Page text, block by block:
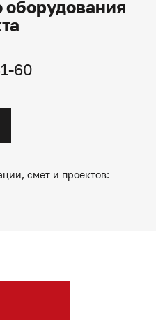
оборудования
60
смет и проектов: